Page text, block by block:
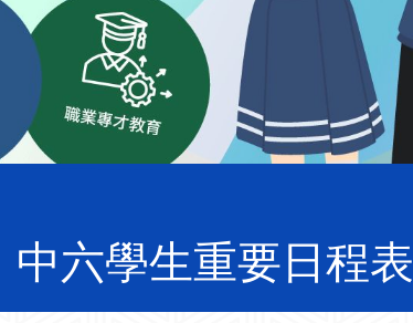
中六學生重要日程表